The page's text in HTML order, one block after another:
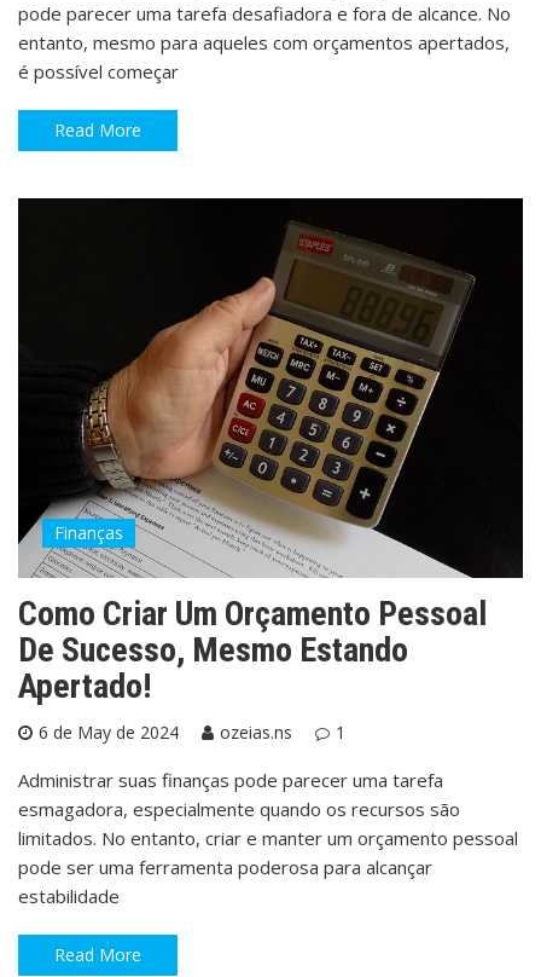
pode parecer uma tarefa desafiadora e fora de alcance. No
entanto, mesmo para aqueles com orçamentos apertados,
é possível começar
Read More
Finanças
Como Criar Um Orçamento Pessoal
De Sucesso, Mesmo Estando
Apertado!
6 de May de 2024 ozeias.ns 1
Administrar suas finanças pode parecer uma tarefa
esmagadora, especialmente quando os recursos são
limitados. No entanto, criar e manter um orçamento pessoal
pode ser uma ferramenta poderosa para alcançar
estabilidade
Read More